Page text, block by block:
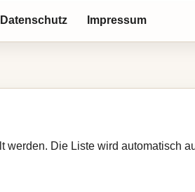
Datenschutz Impressum
Die Liste wird automatisch